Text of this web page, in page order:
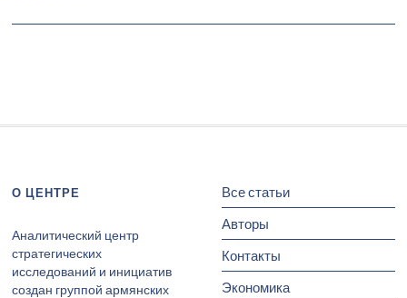
О ЦЕНТРЕ
Аналитический центр
стратегических
исследований и инициатив
создан группой армянских
Все статьи
Авторы
Контакты
Экономика